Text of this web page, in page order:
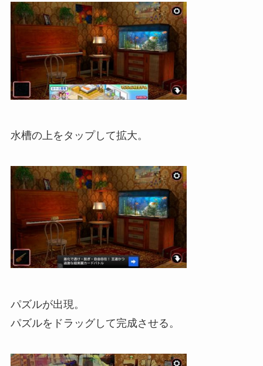
水槽の上をタップして拡大。
パズルが出現。
パズルをドラッグして完成させる。